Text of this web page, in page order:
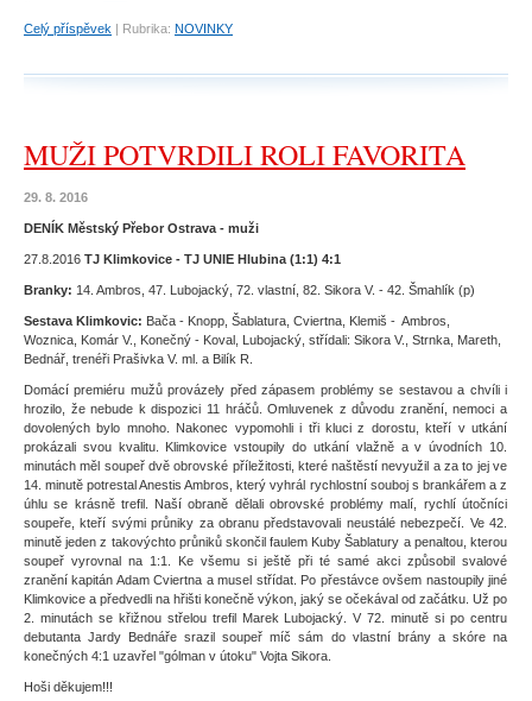
Celý příspěvek | Rubrika: NOVINKY
MUŽI POTVRDILI ROLI FAVORITA
29. 8. 2016
DENÍK Městský Přebor Ostrava - muži
27.8.2016 TJ Klimkovice - TJ UNIE Hlubina (1:1) 4:1
Branky: 14. Ambros, 47. Lubojacký, 72. vlastní, 82. Sikora V. - 42. Šmahlík (p)
Sestava Klimkovic: Bača - Knopp, Šablatura, Cviertna, Klemiš - Ambros,
Woznica, Komár V., Konečný - Koval, Lubojacký, střídali: Sikora V., Strnka, Mareth,
Bednář, trenéři Prašivka V. ml. a Bilík R.
Domácí premiéru mužů provázely před zápasem problémy se sestavou a chvíli i
hrozilo, že nebude k dispozici 11 hráčů. Omluvenek z důvodu zranění, nemoci a
dovolených bylo mnoho. Nakonec vypomohli i tři kluci z dorostu, kteří v utkání
prokázali svou kvalitu. Klimkovice vstoupily do utkání vlažně a v úvodních 10.
minutách měl soupeř dvě obrovské příležitosti, které naštěstí nevyužil a za to jej ve
14. minutě potrestal Anestis Ambros, který vyhrál rychlostní souboj s brankářem a z
úhlu se krásně trefil. Naší obraně dělali obrovské problémy malí, rychlí útočníci
soupeře, kteří svými průniky za obranu představovali neustálé nebezpečí. Ve 42.
minutě jeden z takovýchto průniků skončil faulem Kuby Šablatury a penaltou, kterou
soupeř vyrovnal na 1:1. Ke všemu si ještě při té samé akci způsobil svalové
zranění kapitán Adam Cviertna a musel střídat. Po přestávce ovšem nastoupily jiné
Klimkovice a předvedli na hřišti konečně výkon, jaký se očekával od začátku. Už po
2. minutách se křižnou střelou trefil Marek Lubojacký. V 72. minutě si po centru
debutanta Jardy Bednáře srazil soupeř míč sám do vlastní brány a skóre na
konečných 4:1 uzavřel "gólman v útoku" Vojta Sikora.
Hoši děkujem!!!